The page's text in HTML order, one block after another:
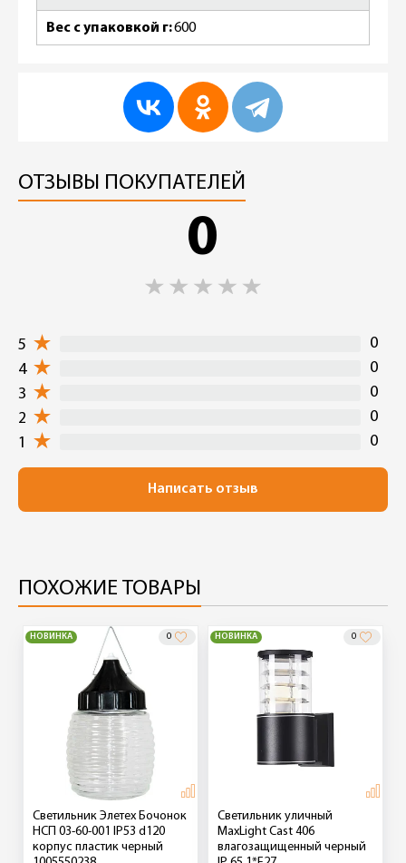
Вес с упаковкой г600
ОТЗЫВЫ ПОКУПАТЕЛЕЙ
0
5
0
4
0
3
0
2
0
1
0
Написать отзыв
ПОХОЖИЕ ТОВАРЫ
НОВИНКА 0
Светильник Элетех Бочонок
НСП 03-60-001 IP53 d120
корпус пластик черный
НОВИНКА 0
Светильник уличный
MaxLight Cast 406
влагозащищенный черный